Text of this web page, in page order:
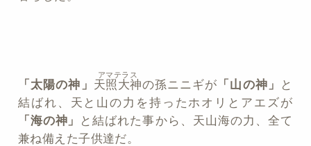
「太陽の神」 天照大神
アマテラス
の孫ニニギが 「山の神」
と
結ばれ、天と山の力を持ったホオリとアエズが
「海の神」
と結ばれた事から、天山海の力、全て
兼ね備えた子供達だ。